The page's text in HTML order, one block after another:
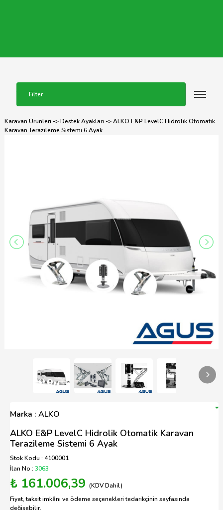
Filter
Karavan Ürünleri ->Destek Ayakları -> ALKO E&P LevelC Hidrolik Otomatik
Karavan Terazileme Sistemi 6 Ayak
Marka : ALKO
ALKO E&P LevelC Hidrolik Otomatik Karavan
Terazileme Sistemi 6 Ayak
Stok Kodu : 4100001
İlan No : 3063
₺ 161.006,39 (KDV Dahil)
Fiyat, taksit imkânı ve ödeme seçenekleri tedarikçinin sayfasında
değişebilir.